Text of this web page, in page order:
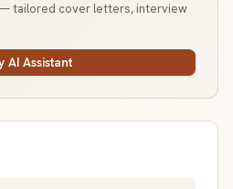
tailored cover letters, interview
AI Assistant